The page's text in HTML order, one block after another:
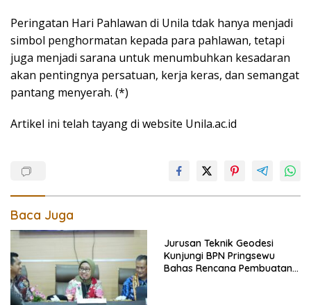
Peringatan Hari Pahlawan di Unila tdak hanya menjadi
simbol penghormatan kepada para pahlawan, tetapi
juga menjadi sarana untuk menumbuhkan kesadaran
akan pentingnya persatuan, kerja keras, dan semangat
pantang menyerah. (*)
Artikel ini telah tayang di website Unila.ac.id
Baca Juga
Jurusan Teknik Geodesi
Kunjungi BPN Pringsewu
Bahas Rencana Pembuatan